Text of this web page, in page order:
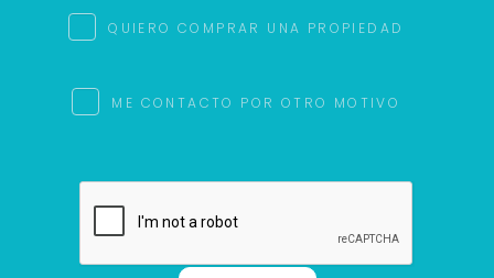
QUIERO COMPRAR UNA PROPIEDAD
ME CONTACTO POR OTRO MOTIVO